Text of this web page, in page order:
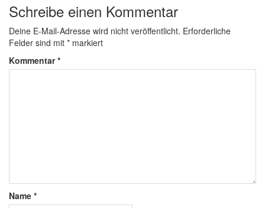
Schreibe einen Kommentar
Deine E-Mail-Adresse wird nicht veröffentlicht. Erforderliche
Felder sind mit * markiert
Kommentar*
Name *